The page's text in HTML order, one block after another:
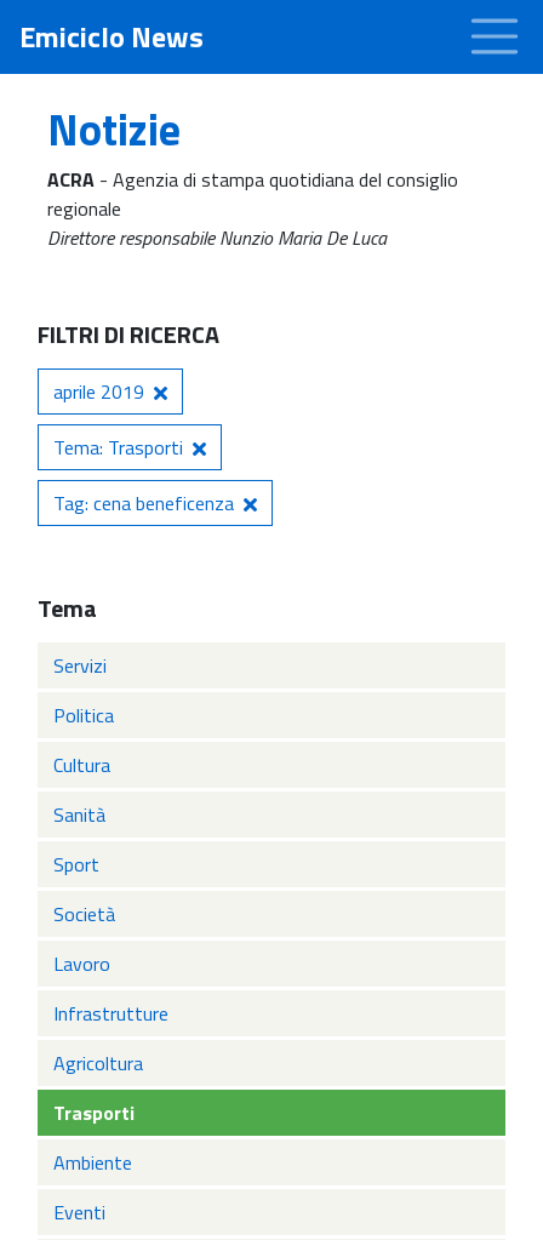
Emiciclo News
Notizie
ACRA - Agenzia di stampa quotidiana del consiglio
regionale
Direttore responsabile Nunzio Maria De Luca
FILTRI DI RICERCA
aprile 2019
Tema: Trasporti
Tag: cena beneficenza
Tema
Servizi
Politica
Cultura
Sanità
Sport
Società
Lavoro
Infrastrutture
Agricoltura
Trasporti
Ambiente
Eventi